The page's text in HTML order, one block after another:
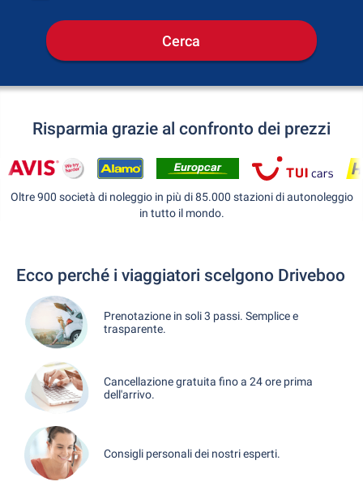
Cerca
Risparmia grazie al confronto dei prezzi
Oltre 900 società di noleggio in più di 85.000 stazioni di autonoleggio
in tutto il mondo.
Ecco perché i viaggiatori scelgono Driveboo
Prenotazione in soli 3 passi. Semplice e
trasparente.
Cancellazione gratuita fino a 24 ore prima
dell'arrivo.
Consigli personali dei nostri esperti.